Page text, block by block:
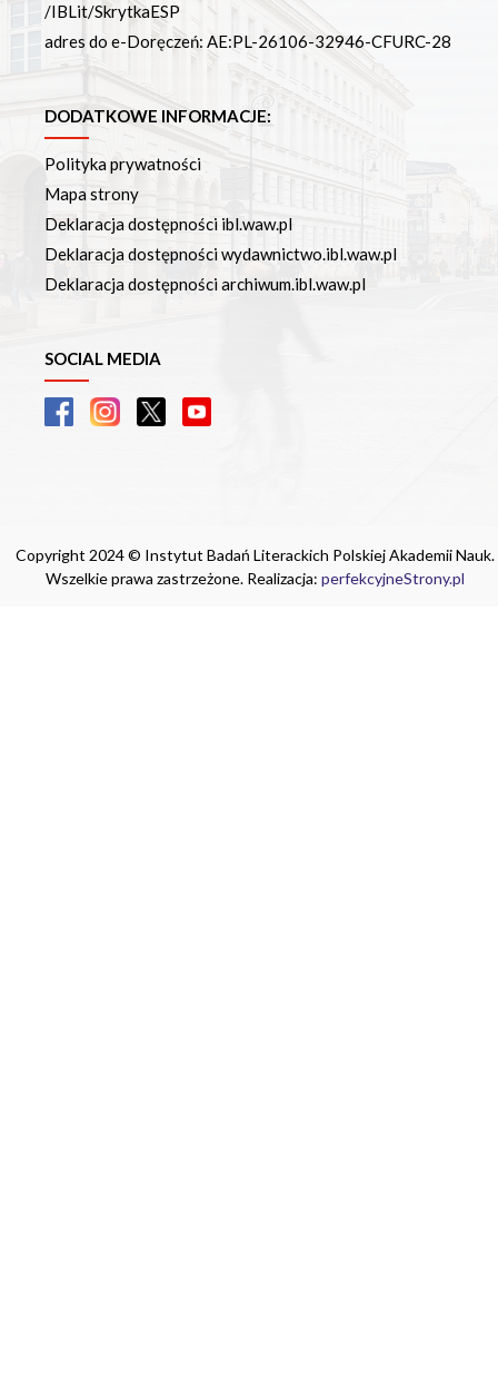
/IBLit/SkrytkaESP
adres do e-Doręczeń: AE:PL-26106-32946-CFURC-28
DODATKOWE INFORMACJE:
Polityka prywatności
Mapa strony
Deklaracja dostępności ibl.waw.pl
Deklaracja dostępności wydawnictwo.ibl.waw.pl
Deklaracja dostępności archiwum.ibl.waw.pl
SOCIAL MEDIA
Copyright 2024 © Instytut Badań Literackich Polskiej Akademii Nauk.
Wszelkie prawa zastrzeżone. Realizacja: perfekcyjneStrony.pl